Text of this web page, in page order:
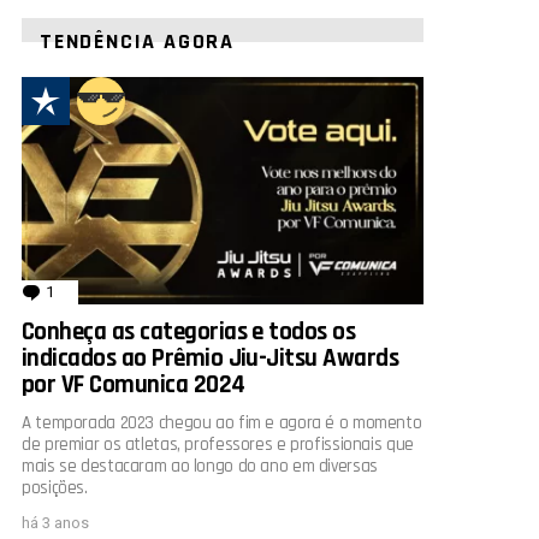
TENDÊNCIA AGORA
1 comentário
Conheça as categorias e todos os
indicados ao Prêmio Jiu-Jitsu Awards
por VF Comunica 2024
A temporada 2023 chegou ao fim e agora é o momento
de premiar os atletas, professores e profissionais que
mais se destacaram ao longo do ano em diversas
posições.
há 3 anos